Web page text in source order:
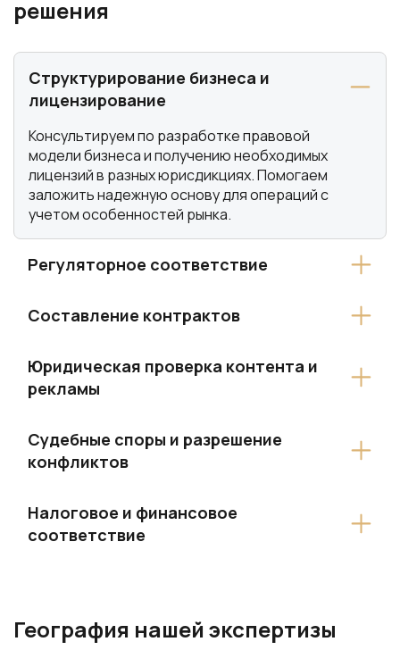
решения
Структурирование бизнеса и
лицензирование
Консультируем по разработке правовой
модели бизнеса и получению необходимых
лицензий в разных юрисдикциях. Помогаем
заложить надежную основу для операций с
учетом особенностей рынка.
Регуляторное соответствие
Составление контрактов
Юридическая проверка контента и
рекламы
Судебные споры и разрешение
конфликтов
Налоговое и финансовое
соответствие
География нашей экспертизы